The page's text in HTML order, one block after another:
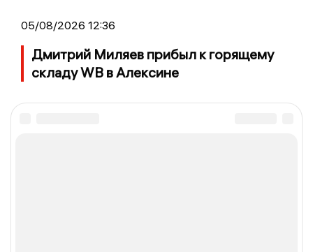
05/08/2026 12:36
Дмитрий Миляев прибыл к горящему
складу WB в Алексине